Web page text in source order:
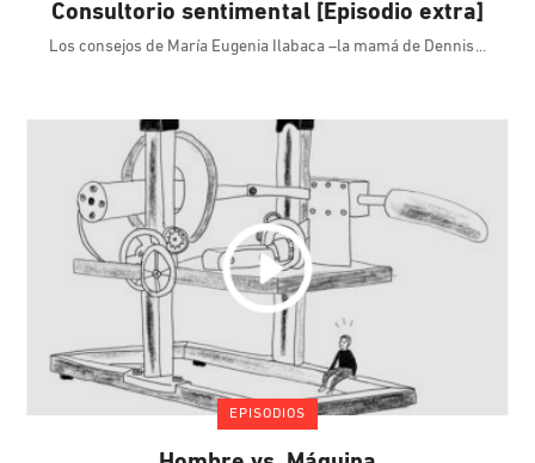
Consultorio sentimental [Episodio extra]
Los consejos de María Eugenia Ilabaca –la mamá de Dennis
EPISODIOS